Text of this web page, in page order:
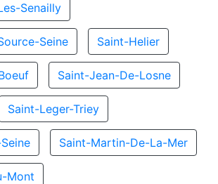
Senailly
Seine Saint-Helier
Saint-Jean-De-Losne
Saint-Leger-Triey
Saint-Martin-De-La-Mer
Mont